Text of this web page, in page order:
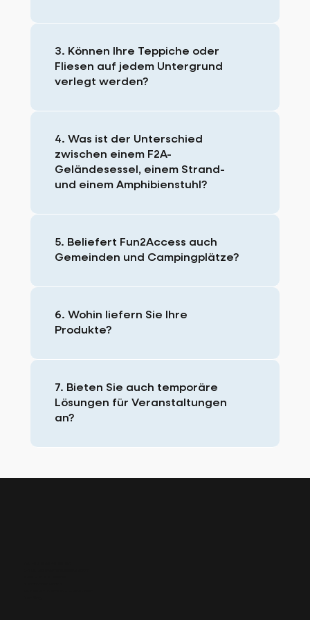
3. Können Ihre Teppiche oder
Fliesen auf jedem Untergrund
verlegt werden?
4. Was ist der Unterschied
zwischen einem F2A-
Geländesessel, einem Strand-
und einem Amphibienstuhl?
5. Beliefert Fun2Access auch
Gemeinden und Campingplätze?
6. Wohin liefern Sie Ihre
Produkte?
7. Bieten Sie auch temporäre
Lösungen für Veranstaltungen
an?